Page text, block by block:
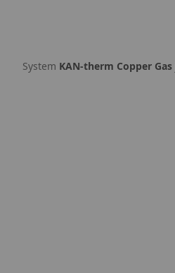
System KAN-therm Copper Gas